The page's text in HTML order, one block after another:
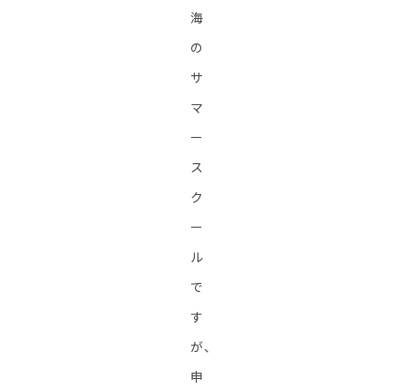
海
の
サ
マ
ー
ス
ク
ー
ル
で
す
が、
申